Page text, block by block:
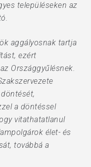
településeken az
aggályosnak tartja
ezért
Országgyűlésnek.
a döntéssel
vitathatatlanul
élet- és
továbbá a